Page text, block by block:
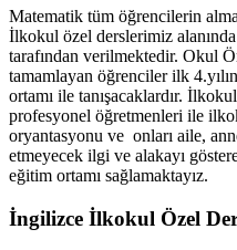
Matematik tüm öğrencilerin
İlkokul özel derslerimiz
tarafından verilmektedir. Okul
tamamlayan öğrenciler ilk
ortamı ile tanışacaklardır.
profesyonel öğretmenleri ile
oryantasyonu ve onları aile,
etmeyecek ilgi ve alakayı
eğitim ortamı sağlamaktayız.
İngilizce İlkokul Özel